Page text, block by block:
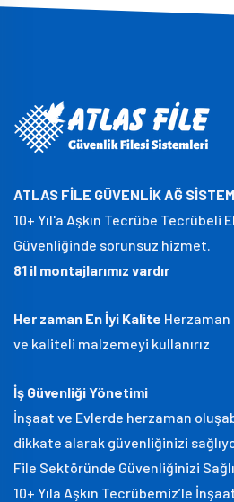
ATLAS FİLE GÜVENLİK AĞ
10+ Yıl'a Aşkın Tecrübe Tecrübeli
Güvenliğinde sorunsuz hizmet.
81 il montajlarımız vardır
Her zaman En İyi Kalite Herzaman
ve kaliteli malzemeyi kullanırız
İş Güvenliği Yönetimi
İnşaat ve Evlerde herzaman
dikkate alarak güvenliğinizi
File Sektöründe Güvenliğinizi
10+ Yıla Aşkın Tecrübemiz’le